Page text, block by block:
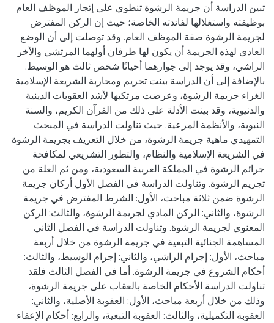
تبين الدراسة أن جريمة الرشوة تنطوي على إتجار الموظف العام
بوظيفته واستغلالها لفائدته الخاصة؛ حيث إن الركن المفترض
لجريمة الرشوة صفة الموظف العام. وقد توصلت إلى أن الوضع
العادي لهذه الجريمة أن يكون لها طرفان أولهما المرتشي والأخر
الراشي، وقد يوجد إلى جوارهما أحيانًا شخص ثالث هو الوسيط.
بالإضافة إلى أن الدراسة بينت تحريم ومحاربة الشريعة الإسلامية
الغراء جريمة الرشوة، وعرضت مرتكبها لأشد العقوبات الدينية
والدنيوية، وقد بينت الأدلة على ذلك من القرآن الكريم، والسنة
النبوية، والأنظمة المرعية. حيث تناولت الدراسة في المبحث
التمهيدي ماهية جريمة الرشوة، من خلال التعريف بجريمة الرشوة
في الشريعة الإسلامية والنظام، والتطور التشريعي لمكافحة
جرائم الرشوة في المملكة العربية السعودية، ومن ثم العلة من
تجريم الرشوة. وتناولت الدراسة في الفصل الأول أركان جريمة
الرشوة ضمن ثلاثة مباحث، الأول: الشرط المفترض في جريمة
الرشوة، والثاني: الركن المادي لجريمة الرشوة، والثالث: الركن
المعنوي لجريمة الرشوة. وتناولت الدراسة في الفصل الثاني
المساهمة الجنائية التبعية في جريمة الرشوة من خلال أربعة
مباحث، الأول: إجرام الراشي، والثاني: إجرام الوسيط، والثالث:
أحكام الشروع في جريمة الرشوة. أما في الفصل الثالث فلقد
تناولت الدراسة الأحكام الخاصة بالعقاب على جريمة الرشوة،
وذلك من خلال أربعة مباحث، الأول: العقوبة الأصلية، والثاني:
العقوبة التكميلية، والثالث: العقوبة التبعية، والرابع: أحكام الإعفاء